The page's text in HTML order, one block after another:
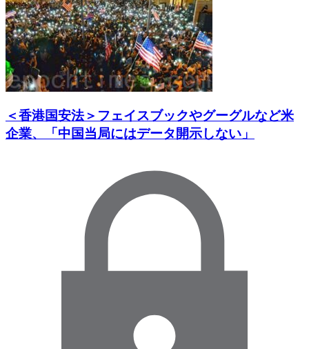
＜香港国安法＞フェイスブックやグーグルなど米
企業、「中国当局にはデータ開示しない」